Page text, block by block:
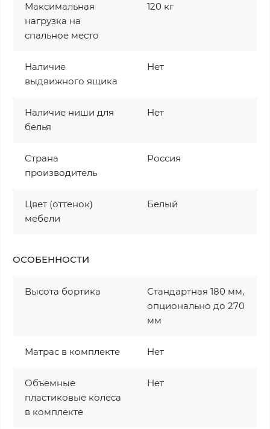
Максимальная
нагрузка на
спальное место
120 кг
Наличие
выдвижного ящика
Нет
Наличие ниши для
белья
Нет
Страна
производитель
Россия
Цвет (оттенок)
мебели
Белый
ОСОБЕННОСТИ
Высота бортика
Стандартная 180 мм,
опционально до 270
мм
Матрас в комплекте Нет
Объемные
пластиковые колеса
в комплекте
Нет